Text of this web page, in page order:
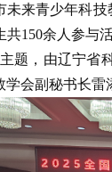
未来青少年科技
共150余人参与
题，由辽宁省
学会副秘书长雷